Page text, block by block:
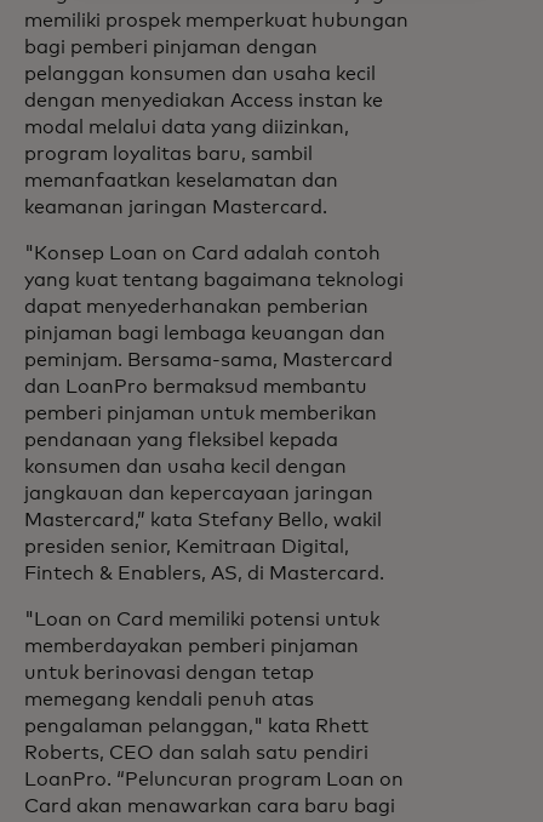
memiliki prospek memperkuat hubungan
bagi pemberi pinjaman dengan
pelanggan konsumen dan usaha kecil
dengan menyediakan Access instan ke
modal melalui data yang diizinkan,
program loyalitas baru, sambil
memanfaatkan keselamatan dan
keamanan jaringan Mastercard.
"Konsep Loan on Card adalah contoh
yang kuat tentang bagaimana teknologi
dapat menyederhanakan pemberian
pinjaman bagi lembaga keuangan dan
peminjam. Bersama-sama, Mastercard
dan LoanPro bermaksud membantu
pemberi pinjaman untuk memberikan
pendanaan yang fleksibel kepada
konsumen dan usaha kecil dengan
jangkauan dan kepercayaan jaringan
Mastercard,” kata Stefany Bello, wakil
presiden senior, Kemitraan Digital,
Fintech & Enablers, AS, di Mastercard.
"Loan on Card memiliki potensi untuk
memberdayakan pemberi pinjaman
untuk berinovasi dengan tetap
memegang kendali penuh atas
pengalaman pelanggan," kata Rhett
Roberts, CEO dan salah satu pendiri
LoanPro. “Peluncuran program Loan on
Card akan menawarkan cara baru bagi